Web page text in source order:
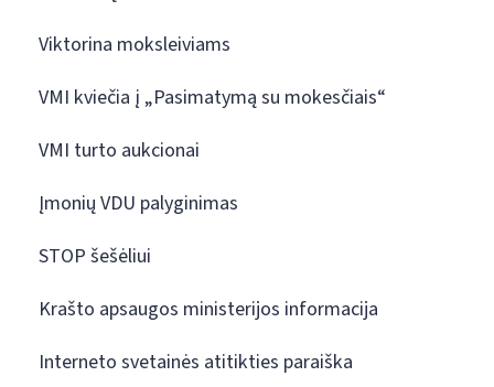
Viktorina moksleiviams
VMI kviečia į „Pasimatymą su mokesčiais“
VMI turto aukcionai
Įmonių VDU palyginimas
STOP šešėliui
Krašto apsaugos ministerijos informacija
Interneto svetainės atitikties paraiška